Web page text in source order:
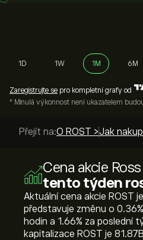
1D 1W 1M 6M
Zaregistrujte se pro kompletní grafy od
* Minulá výkonnost není ukazatelem
Přejít na:O ROST >Jak
Cena akcie
tento týden
Aktuální cena akcie ROST
představuje změnu o
hodin a ‎1.66‎% za poslední
kapitalizace ROST je